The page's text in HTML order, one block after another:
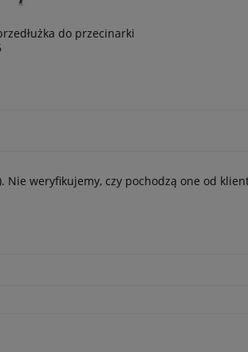
do przecinarki
Nie weryfikujemy, czy pochodzą one od